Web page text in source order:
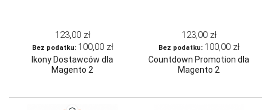
123,00 zł
100,00 zł
Ikony Dostawców dla
Magento 2
123,00 zł
100,00 zł
Countdown Promotion dla
Magento 2